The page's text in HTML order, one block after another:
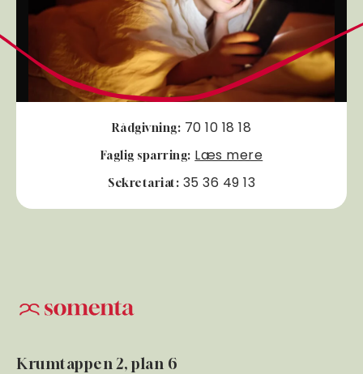
Rådgivning: 70 10 18 18
Faglig sparring: Læs mere
Sekretariat: 35 36 49 13
Krumtappen 2, plan 6